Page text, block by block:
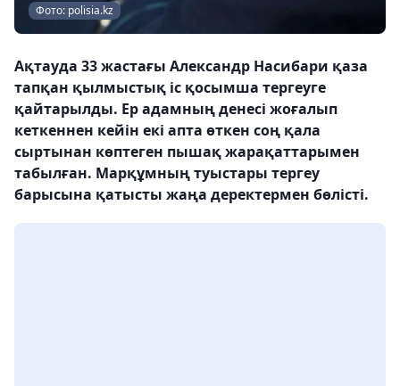
Фото: polisia.kz
Ақтауда 33 жастағы Александр Насибари қаза
тапқан қылмыстық іс қосымша тергеуге
қайтарылды. Ер адамның денесі жоғалып
кеткеннен кейін екі апта өткен соң қала
сыртынан көптеген пышақ жарақаттарымен
табылған. Марқұмның туыстары тергеу
барысына қатысты жаңа деректермен бөлісті.